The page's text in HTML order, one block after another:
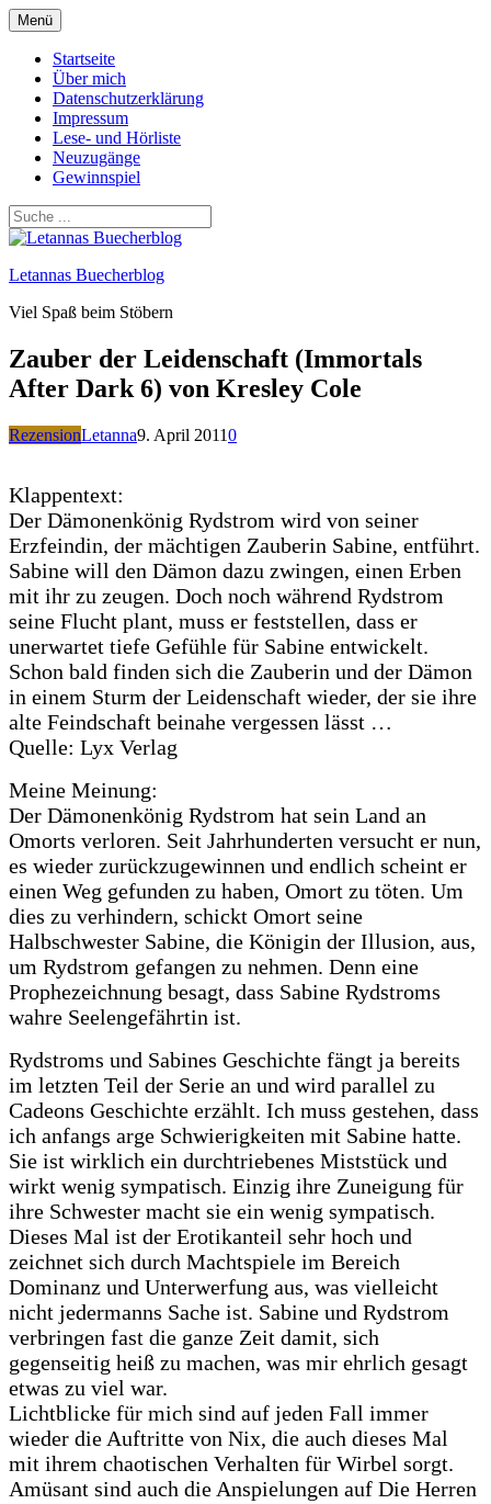
Zum
Inhalt
springen
Menü
Startseite
Über mich
Datenschutzerklärung
Impressum
Lese- und Hörliste
Neuzugänge
Gewinnspiel
Letannas Buecherblog
Viel Spaß beim Stöbern
Zauber der Leidenschaft (Immortals
After Dark 6) von Kresley Cole
RezensionLetanna9. April 20110
Klappentext:
Der Dämonenkönig Rydstrom wird von seiner
Erzfeindin, der mächtigen Zauberin Sabine, entführt.
Sabine will den Dämon dazu zwingen, einen Erben
mit ihr zu zeugen. Doch noch während Rydstrom
seine Flucht plant, muss er feststellen, dass er
unerwartet tiefe Gefühle für Sabine entwickelt.
Schon bald finden sich die Zauberin und der Dämon
in einem Sturm der Leidenschaft wieder, der sie ihre
alte Feindschaft beinahe vergessen lässt …
Quelle: Lyx Verlag
Meine Meinung:
Der Dämonenkönig Rydstrom hat sein Land an
Omorts verloren. Seit Jahrhunderten versucht er nun,
es wieder zurückzugewinnen und endlich scheint er
einen Weg gefunden zu haben, Omort zu töten. Um
dies zu verhindern, schickt Omort seine
Halbschwester Sabine, die Königin der Illusion, aus,
um Rydstrom gefangen zu nehmen. Denn eine
Prophezeichnung besagt, dass Sabine Rydstroms
wahre Seelengefährtin ist.
Rydstroms und Sabines Geschichte fängt ja bereits
im letzten Teil der Serie an und wird parallel zu
Cadeons Geschichte erzählt. Ich muss gestehen, dass
ich anfangs arge Schwierigkeiten mit Sabine hatte.
Sie ist wirklich ein durchtriebenes Miststück und
wirkt wenig sympatisch. Einzig ihre Zuneigung für
ihre Schwester macht sie ein wenig sympatisch.
Dieses Mal ist der Erotikanteil sehr hoch und
zeichnet sich durch Machtspiele im Bereich
Dominanz und Unterwerfung aus, was vielleicht
nicht jedermanns Sache ist. Sabine und Rydstrom
verbringen fast die ganze Zeit damit, sich
gegenseitig heiß zu machen, was mir ehrlich gesagt
etwas zu viel war.
Lichtblicke für mich sind auf jeden Fall immer
wieder die Auftritte von Nix, die auch dieses Mal
mit ihrem chaotischen Verhalten für Wirbel sorgt.
Amüsant sind auch die Anspielungen auf Die Herren